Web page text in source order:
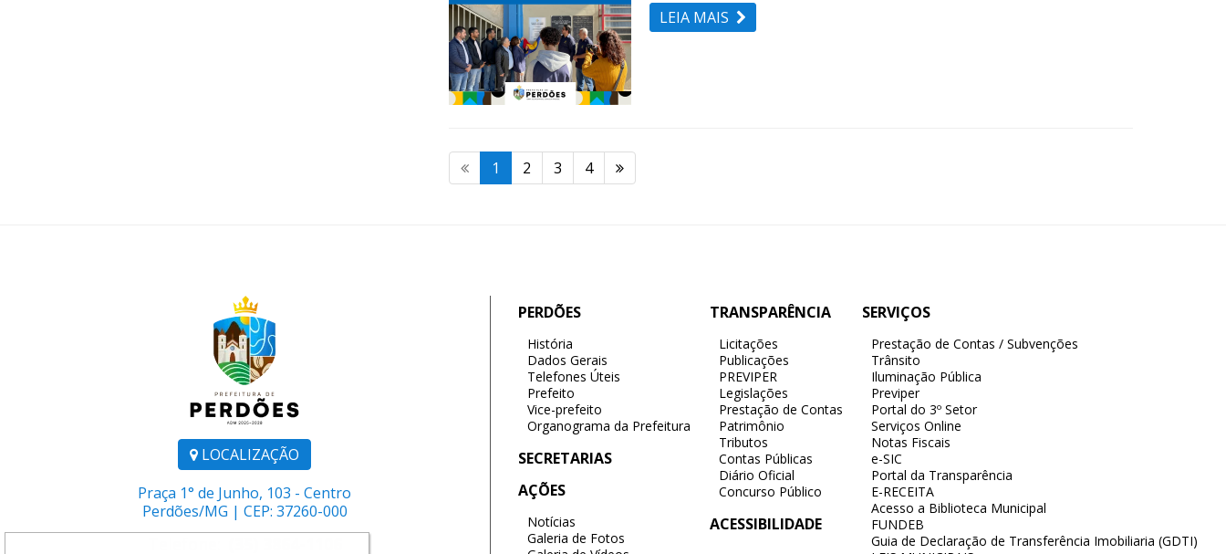
LEIA MAIS
1 2 3 4
LOCALIZAÇÃO
Praça 1° de Junho, 103 - Centro
Perdões/MG | CEP: 37260-000
PERDÕES
História
Dados Gerais
Telefones Úteis
Prefeito
Vice-prefeito
Organograma da Prefeitura
SECRETARIAS
AÇÕES
Notícias
Galeria de Fotos
TRANSPARÊNCIA
Licitações
Publicações
PREVIPER
Legislações
Prestação de Contas
Patrimônio
Tributos
Contas Públicas
Diário Oficial
Concurso Público
ACESSIBILIDADE
SERVIÇOS
Prestação de Contas / Subvenções
Trânsito
Iluminação Pública
Previper
Portal do 3º Setor
Serviços Online
Notas Fiscais
e-SIC
Portal da Transparência
E-RECEITA
Acesso a Biblioteca Municipal
FUNDEB
Guia de Declaração de Transferência Imobiliaria (GDTI)